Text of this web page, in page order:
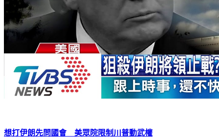
想打伊朗先問國會 美眾院限制川普動武權